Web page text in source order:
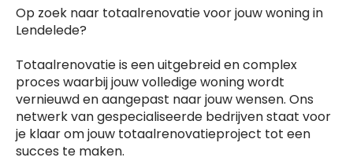
Op zoek naar totaalrenovatie voor jouw woning in
Lendelede?
Totaalrenovatie is een uitgebreid en complex
proces waarbij jouw volledige woning wordt
vernieuwd en aangepast naar jouw wensen. Ons
netwerk van gespecialiseerde bedrijven staat voor
je klaar om jouw totaalrenovatieproject tot een
succes te maken.